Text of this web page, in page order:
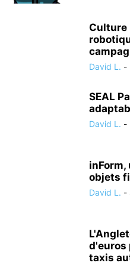
Culture
David L. -
SEAL
David L. -
inForm,
objets
David L. -
d'euros
taxis